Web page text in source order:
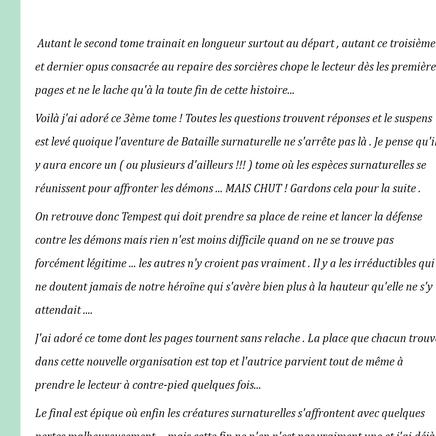
Autant le second tome trainait en longueur surtout au départ , autant ce troisième
et dernier opus consacrée au repaire des sorcières chope le lecteur dès les
pages et ne le lache qu'à la toute fin de cette histoire...
Voilà j'ai adoré ce 3ème tome ! Toutes les questions trouvent réponses et le suspens
est levé quoique l'aventure de Bataille surnaturelle ne s'arrête pas là . Je pense
y aura encore un ( ou plusieurs d'ailleurs !!! ) tome où les espèces surnaturelles se
réunissent pour affronter les démons ... MAIS CHUT ! Gardons cela pour la suite .
On retrouve donc Tempest qui doit prendre sa place de reine et lancer la défense
contre les démons mais rien n'est moins difficile quand on ne se trouve pas
forcément légitime ... les autres n'y croient pas vraiment . Il y a les irréductibles qui
ne doutent jamais de notre héroïne qui s'avère bien plus à la hauteur qu'elle ne s'y
attendait ....
J'ai adoré ce tome dont les pages tournent sans relache . La place que chacun
dans cette nouvelle organisation est top et l'autrice parvient tout de même à
prendre le lecteur à contre-pied quelques fois...
Le final est épique où enfin les créatures surnaturelles s'affrontent avec quelques